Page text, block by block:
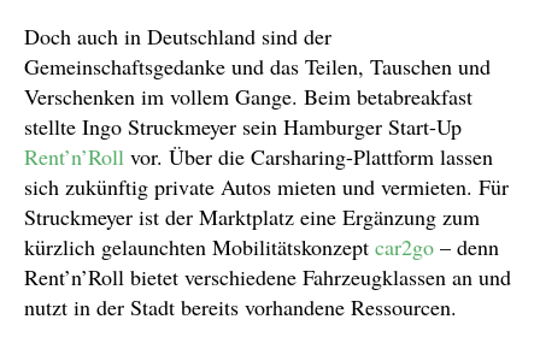
Doch auch in Deutschland sind der
Gemeinschaftsgedanke und das Teilen, Tauschen und
Verschenken im vollem Gange. Beim betabreakfast
stellte Ingo Struckmeyer sein Hamburger Start-Up
Rent’n’Roll vor. Über die Carsharing-Plattform lassen
sich zukünftig private Autos mieten und vermieten. Für
Struckmeyer ist der Marktplatz eine Ergänzung zum
kürzlich gelaunchten Mobilitätskonzept car2go – denn
Rent’n’Roll bietet verschiedene Fahrzeugklassen an und
nutzt in der Stadt bereits vorhandene Ressourcen.